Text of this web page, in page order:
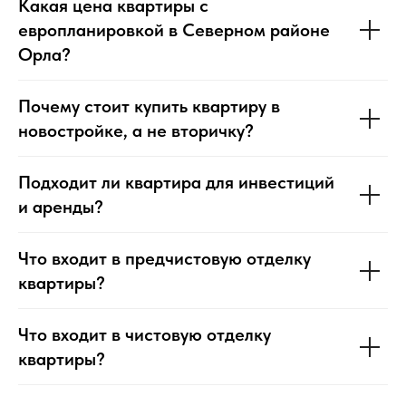
Какая цена квартиры с
европланировкой в Северном районе
Орла?
Почему стоит купить квартиру в
новостройке, а не вторичку?
Подходит ли квартира для инвестиций
и аренды?
Что входит в предчистовую отделку
квартиры?
Что входит в чистовую отделку
квартиры?